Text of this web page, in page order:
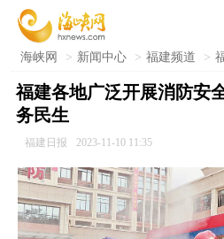
海峡网 > 新闻中心 > 福建频道 >
福建各地广泛开展消防安
务民生
福建日报 2023-11-10 11:35